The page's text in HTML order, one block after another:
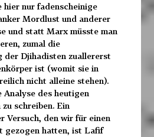
nur fadenscheinige
Mordlust und anderer
und statt Marx müsste man
zumal die
der Djihadisten zuallererst
ist (womit sie in
nicht alleine stehen).
des heutigen
schreiben. Ein
Versuch, den wir für einen
gezogen hatten, ist Lafif